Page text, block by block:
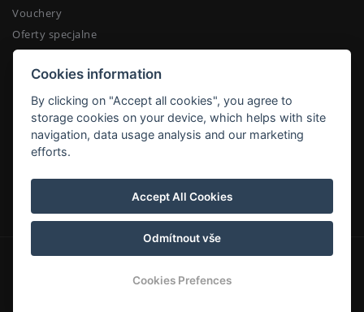
Vouchery
Oferty specjalne
Konferencje
RESTAURACJA
Rezerwacje restauracja
Cookies information
By clicking on "Accept all cookies", you agree to
storage cookies on your device, which helps with site
navigation, data usage analysis and our marketing
efforts.
Accept All Cookies
Odmítnout vše
Cookies Prefences